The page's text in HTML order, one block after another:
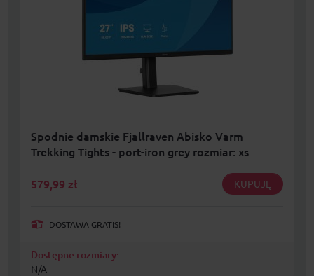
Spodnie damskie Fjallraven Abisko Varm
Trekking Tights - port-iron grey rozmiar: xs
579,99 zł KUPUJĘ
DOSTAWA GRATIS!
Dostępne rozmiary:
N/A